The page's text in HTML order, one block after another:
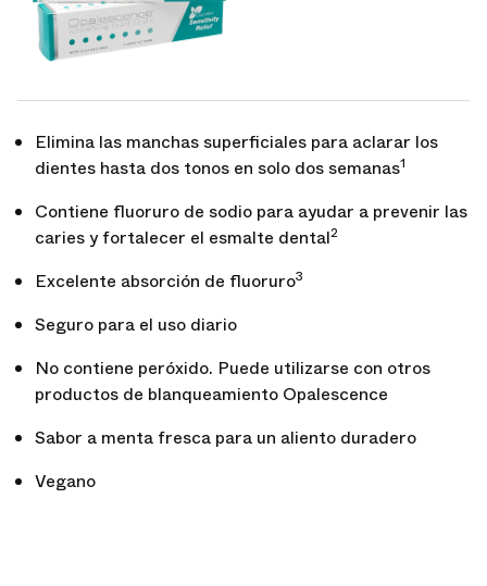
Elimina las manchas superficiales para aclarar los
dientes hasta dos tonos en solo dos semanas1
Contiene fluoruro de sodio para ayudar a prevenir las
caries y fortalecer el esmalte dental2
Excelente absorción de fluoruro3
Seguro para el uso diario
No contiene peróxido. Puede utilizarse con otros
productos de blanqueamiento Opalescence
Sabor a menta fresca para un aliento duradero
Vegano